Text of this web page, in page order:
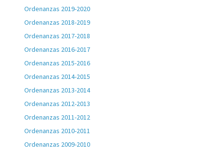
Ordenanzas 2019-2020
Ordenanzas 2018-2019
Ordenanzas 2017-2018
Ordenanzas 2016-2017
Ordenanzas 2015-2016
Ordenanzas 2014-2015
Ordenanzas 2013-2014
Ordenanzas 2012-2013
Ordenanzas 2011-2012
Ordenanzas 2010-2011
Ordenanzas 2009-2010